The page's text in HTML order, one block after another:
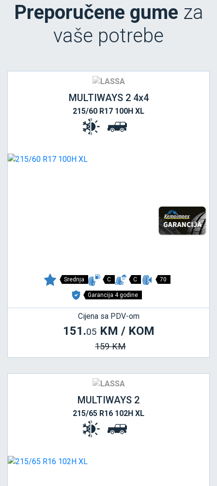
Preporučene gume za
vaše potrebe
MULTIWAYS 2 4x4
215/60 R17 100H XL
Srednja C C 70
Garancija 4 godine
Cijena sa PDV-om
151.05 KM / KOM
159 KM
MULTIWAYS 2
215/65 R16 102H XL